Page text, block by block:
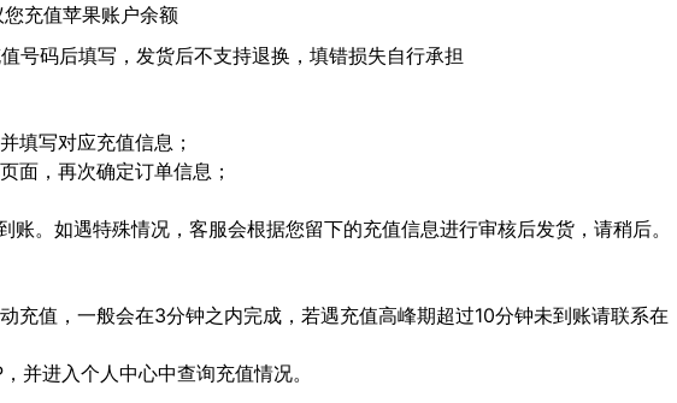
充值苹果账户余额
号码后填写，发货后不支持退换，填错损失自行承担
填写对应充值信息；
面，再次确定订单信息；
账。如遇特殊情况，客服会根据您留下的充值信息进行审核后发货，请稍后。
充值，一般会在3分钟之内完成，若遇充值高峰期超过10分钟未到账请联系在
并进入个人中心中查询充值情况。